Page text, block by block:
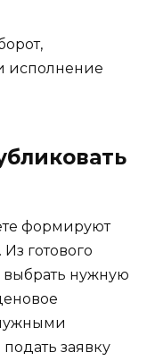
исполнение
формируют
готового
выбрать нужную
заявку